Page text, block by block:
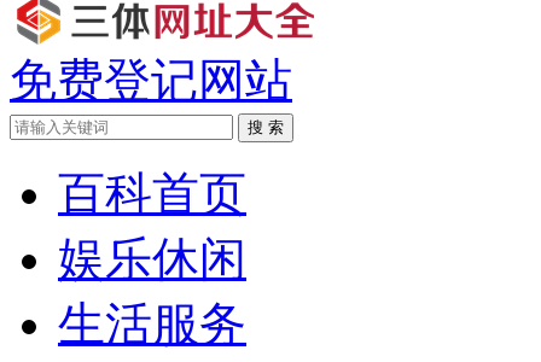
免费登记网站
搜 索
百科首页
娱乐休闲
生活服务